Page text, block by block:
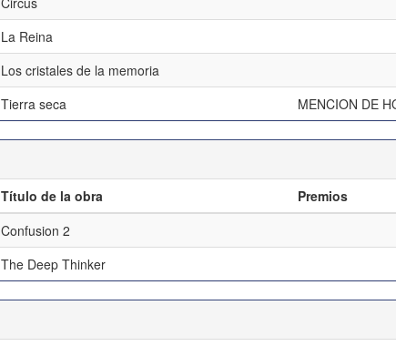
La Reina
Los cristales de la memoria
Tierra seca MENCION DE
Título de la obra
Premios
Confusion 2
The Deep Thinker